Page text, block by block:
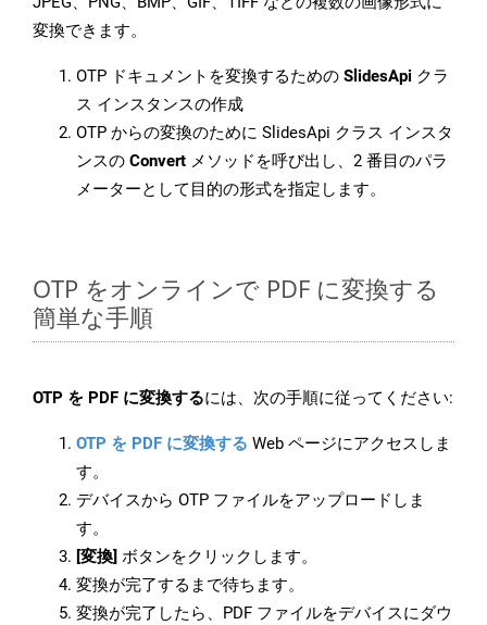
変換できます。
OTP ドキュメントを変換するための SlidesApi クラ
ス インスタンスの作成
OTP からの変換のために SlidesApi クラス インスタ
ンスの Convert メソッドを呼び出し、2 番目のパラ
メーターとして目的の形式を指定します。
OTP をオンラインで PDF に変換する
簡単な手順
OTP を PDF に変換するには、次の手順に従ってください:
OTP を PDF に変換する Web ページにアクセスしま
す。
デバイスから OTP ファイルをアップロードしま
す。
[変換] ボタンをクリックします。
変換が完了するまで待ちます。
変換が完了したら、PDF ファイルをデバイスにダウ